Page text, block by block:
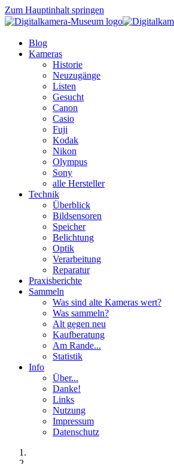
Zum Hauptinhalt springen
Blog
Kameras
Historie
Neuzugänge
Listen
Gesucht
Canon
Casio
Fuji
Kodak
Nikon
Olympus
Sony
alle Hersteller
Technik
Überblick
Bildsensoren
Speicher
Belichtung
Optik
Verarbeitung
Reparatur
Praxisberichte
Sammeln
Was sind alte Kameras wert?
Was sammeln?
Alt gegen neu
Kaufberatung
Am Rande...
Statistik
Info
Über...
Danke!
Links
Nutzung
Impressum
Datenschutz